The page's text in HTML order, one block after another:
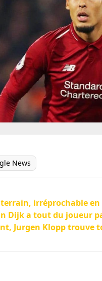
News
irréprochable
Dijk a tout du joueur
Jurgen Klopp trouve